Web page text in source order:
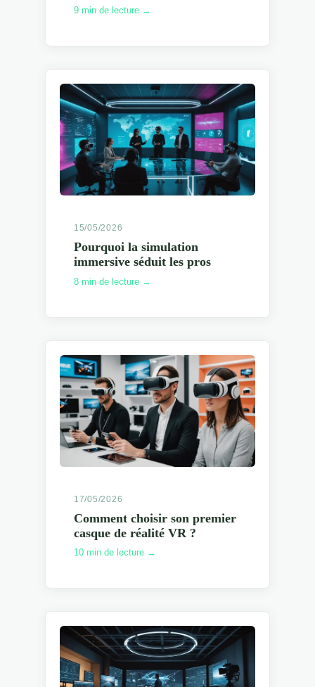
9 min de lecture →
15/05/2026
Pourquoi la simulation
immersive séduit les pros
8 min de lecture →
17/05/2026
Comment choisir son premier
casque de réalité VR ?
10 min de lecture →